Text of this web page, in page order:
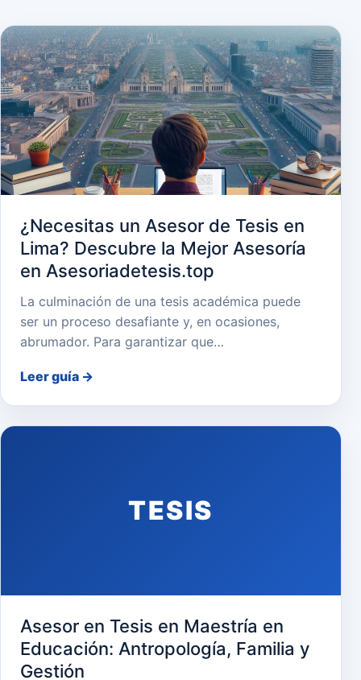
¿Necesitas un Asesor de Tesis en
Lima? Descubre la Mejor Asesoría
en Asesoriadetesis.top
La culminación de una tesis académica puede
ser un proceso desafiante y, en ocasiones,
abrumador. Para garantizar que…
Leer guía →
TESIS
Asesor en Tesis en Maestría en
Educación: Antropología, Familia y
Gestión